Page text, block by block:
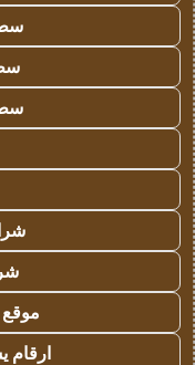
ارقام